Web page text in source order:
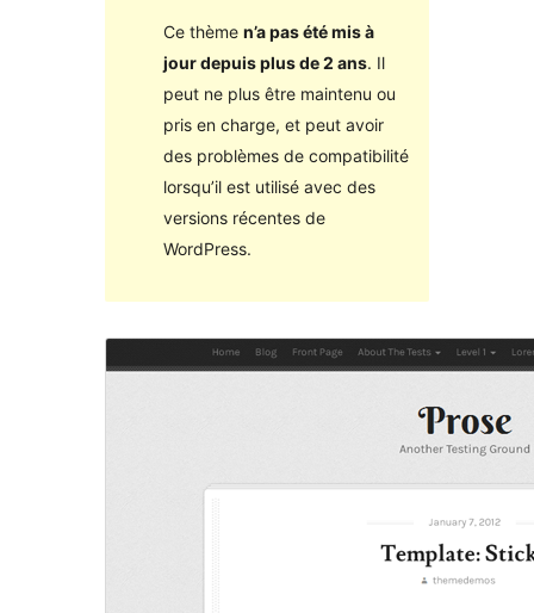
Ce thème n’a pas été mis à
jour depuis plus de 2 ans. Il
peut ne plus être maintenu ou
pris en charge, et peut avoir
des problèmes de compatibilité
lorsqu’il est utilisé avec des
versions récentes de
WordPress.